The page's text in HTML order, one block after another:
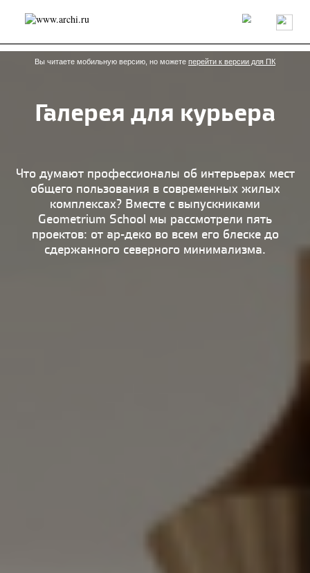
Россия Мир Технологии Интерьер Пресса
Архитекторы
Проекты
Конкурсы События Книги Вакансии
send.project Анонсы конкурсов
Блог
Интервью Исследование
Мнение
Дизайн
Иностранцы в России
Интерьер
Книги
Наследие Образование
Урбанистика
Вы читаете мобильную версию, но можете перейти к версии для ПК
Галерея для курьера
Что думают профессионалы об интерьерах мест
общего пользования в современных жилых
комплексах? Вместе с выпускниками
Geometrium School мы рассмотрели пять
проектов: от ар-деко во всем его блеске до
сдержанного северного минимализма.